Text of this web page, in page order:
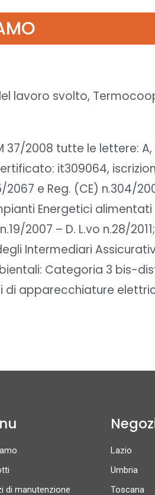
lavoro svolto,
2008 tutte le lettere: A, B,
it309064,
e Reg. (CE) n.304/
Energetici alimentati
2007 – D. L.vo n.28/2011;
Intermediari
Categoria 3 bis-
apparecchiature
di manutenzione
Lazio
Umbria
Toscana